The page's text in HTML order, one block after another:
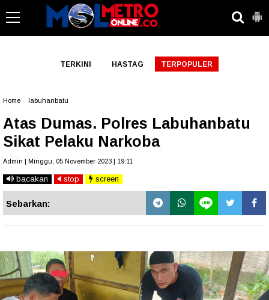
TERKINI HASTAG TERPOPULER
Home labuhanbatu
Atas Dumas. Polres Labuhanbatu
Sikat Pelaku Narkoba
Admin | Minggu, 05 November 2023 | 19:11
bacakan stop screen
Sebarkan: